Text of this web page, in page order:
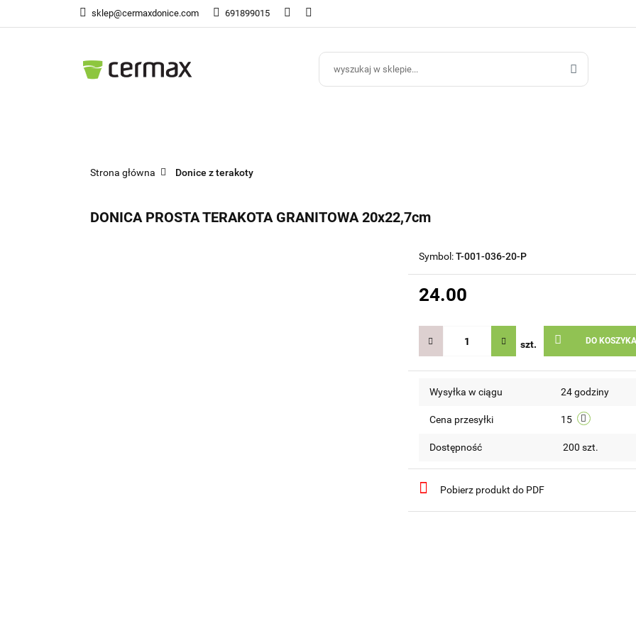
sklep@cermaxdonice.com 691899015 Donice Ogrodowe
Strona główna Donice z terakoty
DONICA PROSTA TERAKOTA GRANITOWA 20x22,7cm
Symbol:T-001-036-20-P
24.00
szt. DO KOSZYKA
Wysyłka w ciągu 24 godziny
Cena przesyłki 15
Dostępność 200 szt.
Pobierz produkt do PDF